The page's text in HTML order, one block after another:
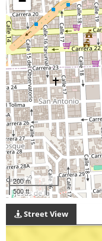
200 m
500 ft
Street View